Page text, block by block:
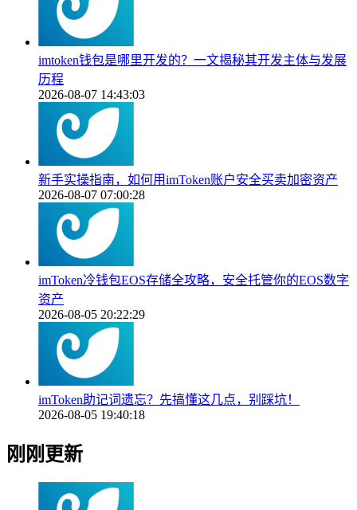
imtoken钱包是哪里开发的？一文揭秘其开发主体与发展
历程
2026-08-07 14:43:03
新手实操指南，如何用imToken账户安全买卖加密资产
2026-08-07 07:00:28
imToken冷钱包EOS存储全攻略，安全托管你的EOS数字
资产
2026-08-05 20:22:29
imToken助记词遗忘？先搞懂这几点，别踩坑！
2026-08-05 19:40:18
刚刚更新